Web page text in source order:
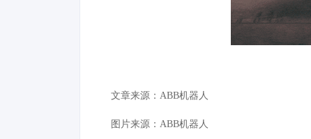
文章来源：ABB机器人
图片来源： ABB机器人